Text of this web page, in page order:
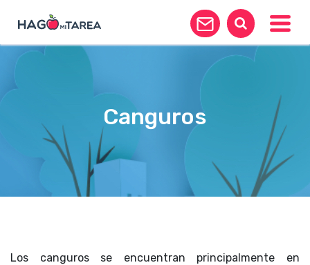
Canguros
Los canguros se encuentran principalmente en